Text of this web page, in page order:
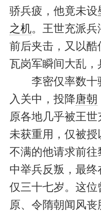
骄兵疲，他竟未
之机。王世充派兵
前后夹击，又以酷
瓦岗军瞬间大乱，
李密仅率数十
入关中，投降唐朝
原各地几乎被王
未获重用，仅被
不满的他请求前
中举兵反叛，最
仅三十七岁。这位
原、令隋朝闻风